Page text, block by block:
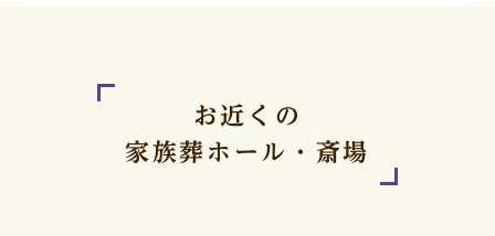
お近くの
家族葬ホール・斎場